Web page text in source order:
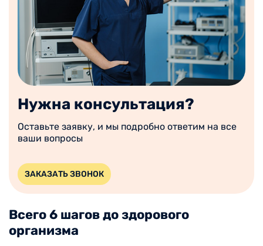
Нужна консультация?
Оставьте заявку, и мы подробно ответим на все
ваши вопросы
ЗАКАЗАТЬ ЗВОНОК
Всего 6 шагов до здорового
организма